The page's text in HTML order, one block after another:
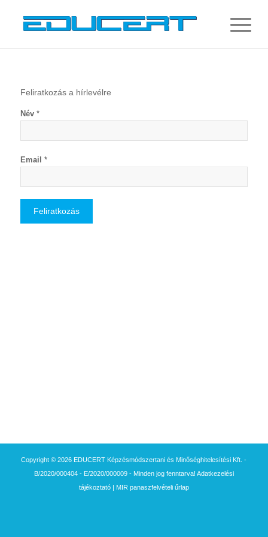
Feliratkozás a hírlevélre
Név *
Email *
Copyright © 2026 EDUCERT Képzésmódszertani és Minőséghitelesítési Kft. -
B/2020/000404 - E/2020/000009 - Minden jog fenntarva! Adatkezelési
tájékoztató| MIR panaszfelvételi űrlap